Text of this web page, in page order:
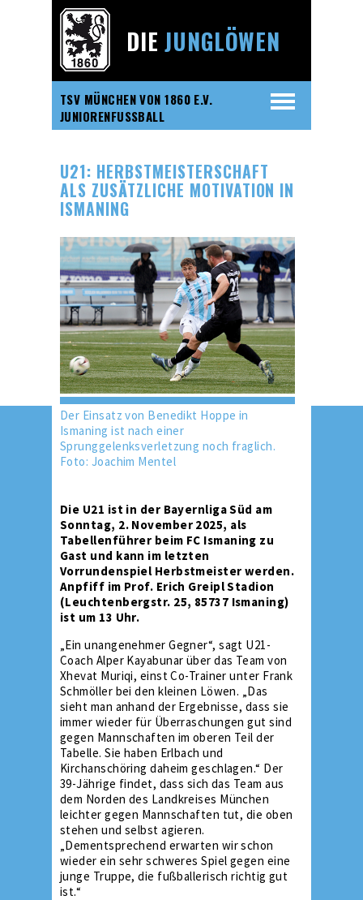
TSV MÜNCHEN VON 1860 E.V.
JUNIORENFUSSBALL
DIEJUNGLÖWEN
U21: HERBSTMEISTERSCHAFT
ALS ZUSÄTZLICHE MOTIVATION IN
ISMANING
Der Einsatz von Benedikt Hoppe in
Ismaning ist nach einer
Sprunggelenksverletzung noch fraglich.
Foto: Joachim Mentel
Die U21 ist in der Bayernliga Süd am
Sonntag, 2. November 2025, als
Tabellenführer beim FC Ismaning zu
Gast und kann im letzten
Vorrundenspiel Herbstmeister werden.
Anpfiff im Prof. Erich Greipl Stadion
(Leuchtenbergstr. 25, 85737 Ismaning)
ist um 13 Uhr.
„Ein unangenehmer Gegner“, sagt U21-
Coach Alper Kayabunar über das Team von
Xhevat Muriqi, einst Co-Trainer unter Frank
Schmöller bei den kleinen Löwen. „Das
sieht man anhand der Ergebnisse, dass sie
immer wieder für Überraschungen gut sind
gegen Mannschaften im oberen Teil der
Tabelle. Sie haben Erlbach und
Kirchanschöring daheim geschlagen.“ Der
39-Jährige findet, dass sich das Team aus
dem Norden des Landkreises München
leichter gegen Mannschaften tut, die oben
stehen und selbst agieren.
„Dementsprechend erwarten wir schon
wieder ein sehr schweres Spiel gegen eine
junge Truppe, die fußballerisch richtig gut
ist.“